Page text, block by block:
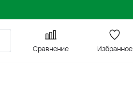
Сравнение Избранное